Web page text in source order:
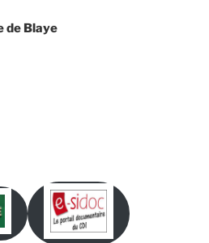
de Blaye